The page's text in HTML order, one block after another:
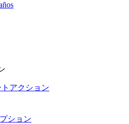
アクション
ション